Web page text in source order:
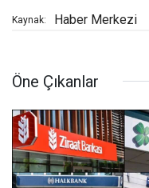
Kaynak: Haber Merkezi
Öne Çıkanlar